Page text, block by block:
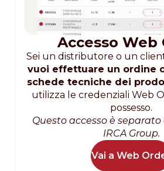
Accesso Web
Sei un distributore o un
vuoi effettuare un ordine
schede tecniche dei
utilizza le credenziali Web
possesso.
Questo accesso è
IRCA Group.
Vai a Web